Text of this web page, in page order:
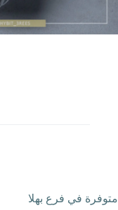
متوفرة في فرع بهلا